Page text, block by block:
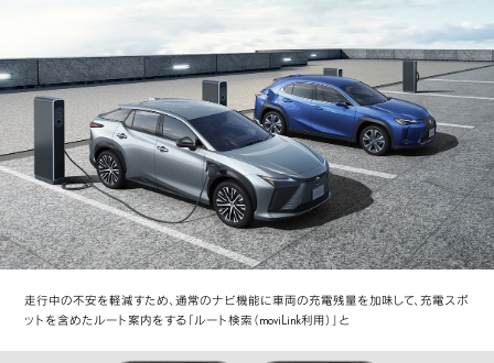
走行中の不安を軽減すため、通常のナビ機能に車両の充電残量を加味して、充電スポ
ットを含めたルート案内をする「ルート検索（moviLink利用）」と